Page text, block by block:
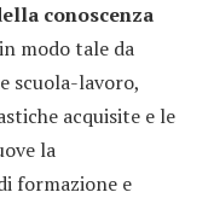
conoscenza
modo tale da
scuola-lavoro,
acquisite e le
la
formazione e